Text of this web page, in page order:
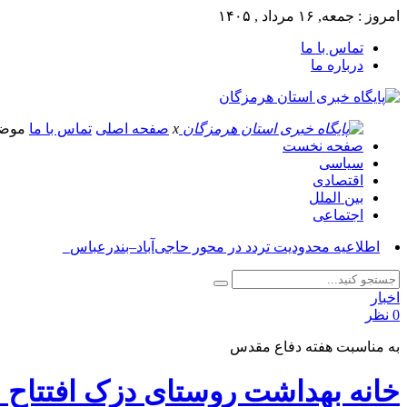
امروز : جمعه, ۱۶ مرداد , ۱۴۰۵
تماس با ما
درباره ما
x صفحه اصلی تماس با ما
صفحه نخست
سیاسی
اقتصادی
بین الملل
اجتماعی
آسو_
اخبار
0 نظر
به مناسبت هفته دفاع مقدس
خانه بهداشت روستای دزک